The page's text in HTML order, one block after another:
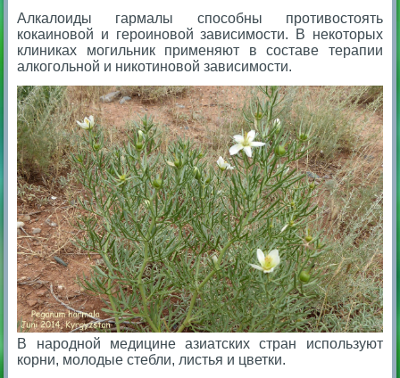
Алкалоиды гармалы способны противостоять
кокаиновой и героиновой зависимости. В некоторых
клиниках могильник применяют в составе терапии
алкогольной и никотиновой зависимости.
В народной медицине азиатских стран используют
корни, молодые стебли, листья и цветки.